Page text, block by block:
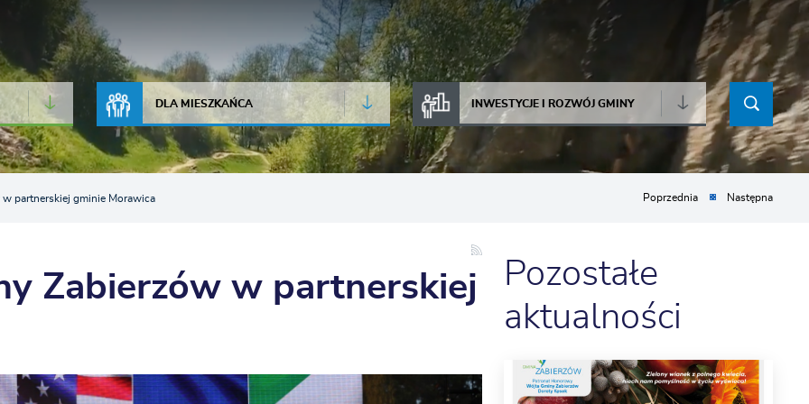
JAKOŚĆ POWIETRZA
DLA MIESZKAŃCA INWESTYCJE I ROZWÓJ GMINY
partnerskiej gminie Morawica Poprzednia Następna
Zabierzów w partnerskiej
Pozostałe
aktualności